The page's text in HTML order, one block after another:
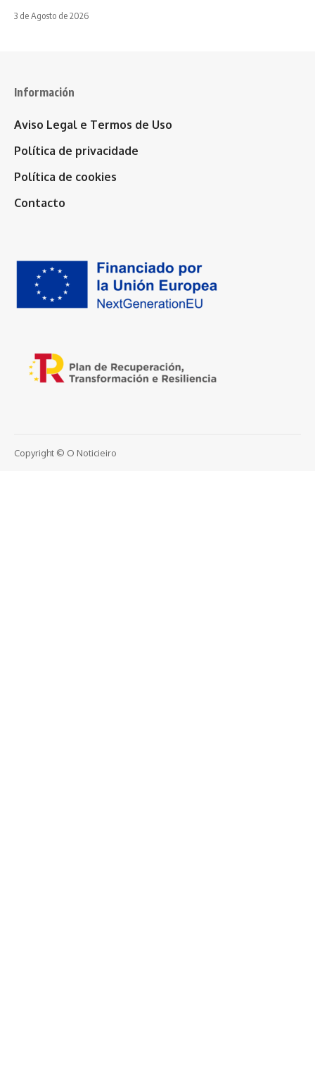
3 de Agosto de 2026
Información
Aviso Legal e Termos de Uso
Política de privacidade
Política de cookies
Contacto
Copyright © O Noticieiro